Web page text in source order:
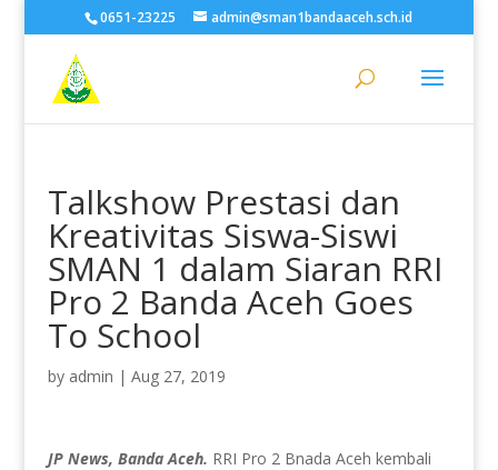
0651-23225 admin@sman1bandaaceh.sch.id
Talkshow Prestasi dan
Kreativitas Siswa-Siswi
SMAN 1 dalam Siaran RRI
Pro 2 Banda Aceh Goes
To School
by admin | Aug 27, 2019
JP News, Banda Aceh. RRI Pro 2 Bnada Aceh kembali